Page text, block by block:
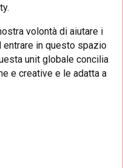
volontà di aiutare i
entrare in questo spazio
unit globale concilia
e creative e le adatta a